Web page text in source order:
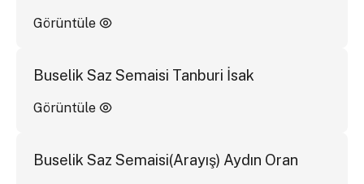
Görüntüle
Buselik Saz Semaisi Tanburi İsak
Görüntüle
Buselik Saz Semaisi(Arayış) Aydın Oran